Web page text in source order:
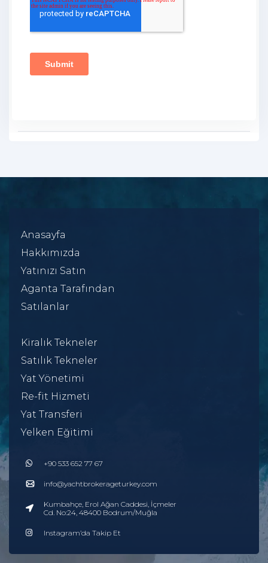
Anasayfa
Hakkımızda
Yatınızı Satın
Aganta Tarafından
Satılanlar
Kiralık Tekneler
Satılık Tekneler
Yat Yönetimi
Re-fit Hizmeti
Yat Transferi
Yelken Eğitimi
+90 533 652 77 67
info@yachtbrokerageturkey.com
Kumbahçe, Erol Ağan Caddesi, İçmeler
Cd. No:24, 48400 Bodrum/Muğla
Instagram’da Takip Et